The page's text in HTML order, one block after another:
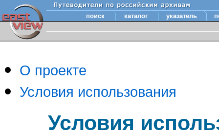
поиск каталог указатель
О проекте
Условия использования
Условия